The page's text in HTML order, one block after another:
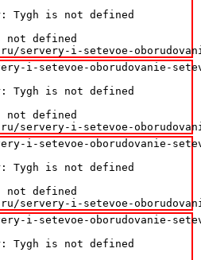
Tygh is not defined
not defined
servery-i-setevoe-
setevoe-oborudovanie-
Tygh is not defined
not defined
servery-i-setevoe-
setevoe-oborudovanie-
Tygh is not defined
not defined
servery-i-setevoe-
setevoe-oborudovanie-
Tygh is not defined